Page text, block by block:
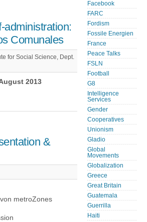
administration:
Comunales
for Social Science, Dept.
2013
&
metroZones
Facebook
FARC
Fordism
Fossile Energien
France
Peace Talks
FSLN
Football
G8
Intelligence
Services
Gender
Cooperatives
Unionism
Gladio
Global
Movements
Globalization
Greece
Great Britain
Guatemala
Guerrilla
Haiti